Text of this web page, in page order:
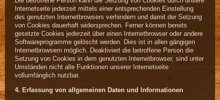
Internetseite jederzeit mittels einer entsprechenden Einstellung
des genutzten Internetbrowsers verhindern und damit der Setzung
von Cookies dauerhaft widersprechen. Ferner können bereits
gesetzte Cookies jederzeit über einen Internetbrowser oder andere
Softwareprogramme gelöscht werden. Dies ist in allen gängigen
Internetbrowsern möglich. Deaktiviert die betroffene Person die
Setzung von Cookies in dem genutzten Internetbrowser, sind unter
Umständen nicht alle Funktionen unserer Internetseite
vollumfänglich nutzbar.
4. Erfassung von allgemeinen Daten und Informationen